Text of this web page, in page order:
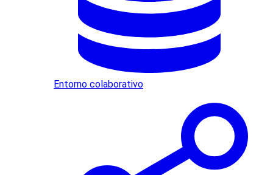
Entorno colaborativo